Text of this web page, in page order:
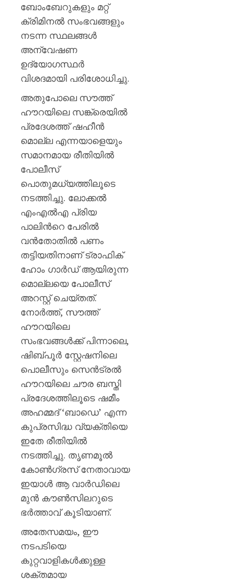
ബോംബേറുകളും മറ്റ്
ക്രിമിനൽ സംഭവങ്ങളും
നടന്ന സ്ഥലങ്ങൾ
അന്വേഷണ
ഉദ്യോഗസ്ഥർ
വിശദമായി പരിശോധിച്ചു.
അതുപോലെ സൗത്ത്
ഹൗറയിലെ സങ്ക്രെയിൽ
പ്രദേശത്ത് ഷഹീൻ
മൊല്ല എന്നയാളെയും
സമാനമായ രീതിയിൽ
പോലീസ്
പൊതുമധ്യത്തിലൂടെ
നടത്തിച്ചു. ലോക്കൽ
എംഎൽഎ പ്രിയ
പാലിൻറെ പേരിൽ
വൻതോതിൽ പണം
തട്ടിയതിനാണ് ട്രാഫിക്
ഹോം ഗാർഡ് ആയിരുന്ന
മൊല്ലയെ പോലീസ്
അറസ്റ്റ് ചെയ്തത്.
നോർത്ത്, സൗത്ത്
ഹൗറയിലെ
സംഭവങ്ങൾക്ക് പിന്നാലെ,
ഷിബ്പൂർ സ്റ്റേഷനിലെ
പൊലീസും സെൻട്രൽ
ഹൗറയിലെ ചൗര ബസ്തി
പ്രദേശത്തിലൂടെ ഷമീം
അഹമ്മദ് ‘ബാഡെ’ എന്ന
കുപ്രസിദ്ധ വ്യക്തിയെ
ഇതേ രീതിയിൽ
നടത്തിച്ചു. തൃണമൂൽ
കോൺഗ്രസ് നേതാവായ
ഇയാൾ ആ വാർഡിലെ
മുൻ കൗൺസിലറുടെ
ഭർത്താവ് കൂടിയാണ്.
അതേസമയം, ഈ
നടപടിയെ
കുറ്റവാളികൾക്കുള്ള
ശക്തമായ